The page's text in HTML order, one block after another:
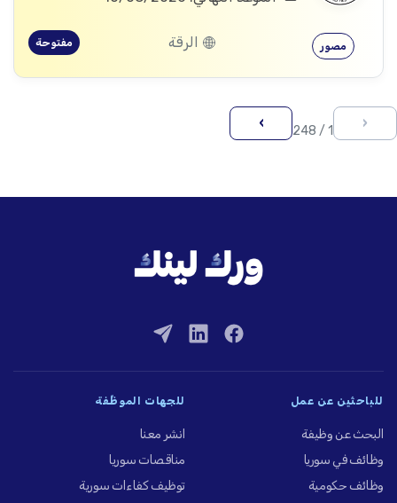
مصور الرقة مفتوحة
‹
1 / 248
›
للباحثين عن عمل
البحث عن وظيفة
وظائف في سوريا
وظائف حكومية
للجهات الموظِّفة
انشر معنا
مناقصات سوريا
توظيف كفاءات سورية